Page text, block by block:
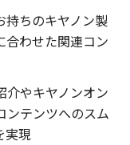
持ちのキヤノン製
合わせた関連コン
介やキヤノンオン
ンテンツへのスム
実現